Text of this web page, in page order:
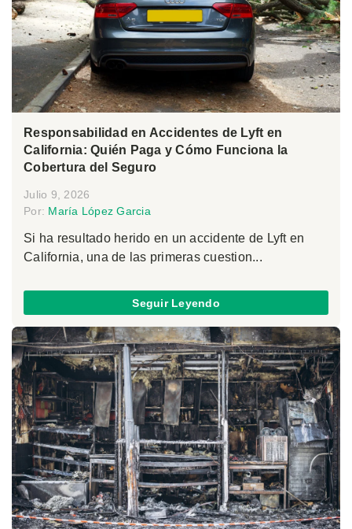
Responsabilidad en Accidentes de Lyft en
California: Quién Paga y Cómo Funciona la
Cobertura del Seguro
Julio 9, 2026
Por: María López Garcia
Si ha resultado herido en un accidente de Lyft en
California, una de las primeras cuestion...
Seguir Leyendo